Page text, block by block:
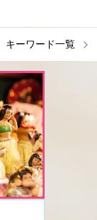
キーワード一覧